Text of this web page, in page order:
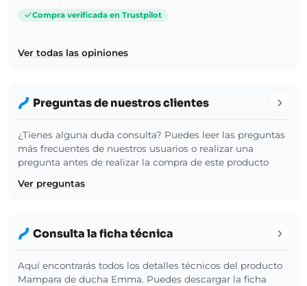
Compra verificada en Trustpilot
Ver todas las opiniones
Preguntas de nuestros clientes
¿Tienes alguna duda consulta? Puedes leer las preguntas
más frecuentes de nuestros usuarios o realizar una
pregunta antes de realizar la compra de este producto
Ver preguntas
Consulta la ficha técnica
Aquí encontrarás todos los detalles técnicos del producto
Mampara de ducha Emma. Puedes descargar la ficha